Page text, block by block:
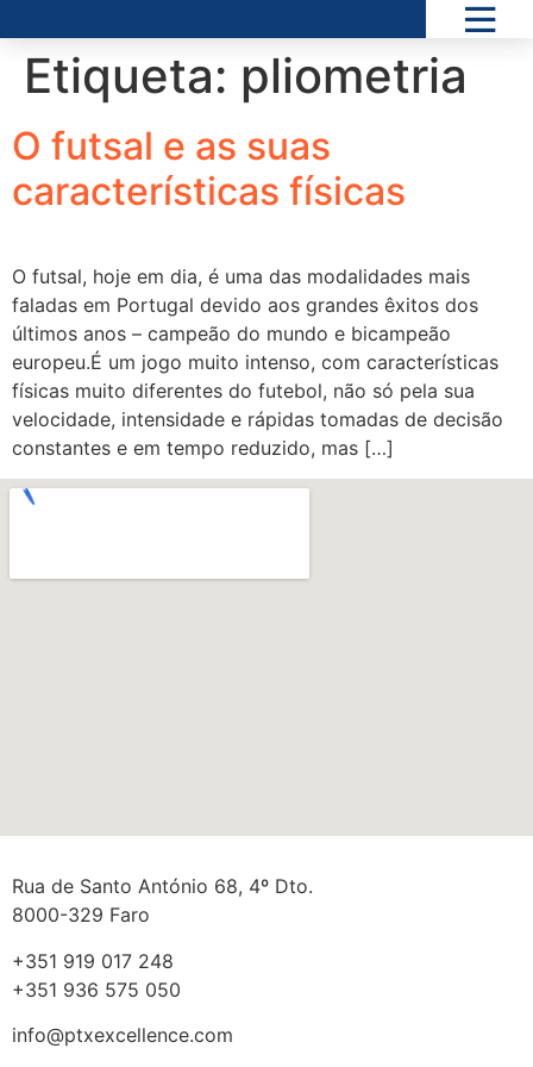
Etiqueta: pliometria
O futsal e as suas
características físicas
O futsal, hoje em dia, é uma das modalidades mais
faladas em Portugal devido aos grandes êxitos dos
últimos anos – campeão do mundo e bicampeão
europeu.É um jogo muito intenso, com características
físicas muito diferentes do futebol, não só pela sua
velocidade, intensidade e rápidas tomadas de decisão
constantes e em tempo reduzido, mas […]
Rua de Santo António 68, 4º Dto.
8000-329 Faro
+351 919 017 248
+351 936 575 050
info@ptxexcellence.com